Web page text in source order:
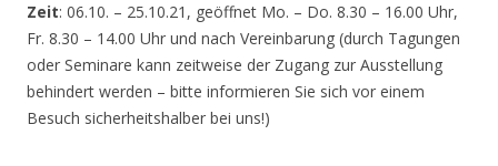
Zeit: 06.10. – 25.10.21, geöffnet Mo. – Do. 8.30 – 16.00 Uhr,
Fr. 8.30 – 14.00 Uhr und nach Vereinbarung (durch Tagungen
oder Seminare kann zeitweise der Zugang zur Ausstellung
behindert werden – bitte informieren Sie sich vor einem
Besuch sicherheitshalber bei uns!)